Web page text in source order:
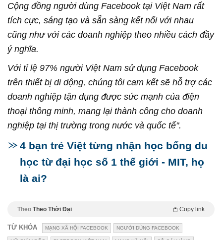
Cộng đồng người dùng Facebook tại Việt Nam rất
tích cực, sáng tạo và sẵn sàng kết nối với nhau
cũng như với các doanh nghiệp theo nhiều cách đầy
ý nghĩa.
Với tỉ lệ 97% người Việt Nam sử dụng Facebook
trên thiết bị di dộng, chúng tôi cam kết sẽ hỗ trợ các
doanh nghiệp tận dụng được sức mạnh của điện
thoại thông minh, mang lại thành công cho doanh
nghiệp tại thị trường trong nước và quốc tế".
4 bạn trẻ Việt từng nhận học bổng du
học từ đại học số 1 thế giới - MIT, họ
là ai?
Theo Theo Thời Đại Copy link
TỪ KHÓA MẠNG XÃ HỘI FACEBOOK NGƯỜI DÙNG FACEBOOK